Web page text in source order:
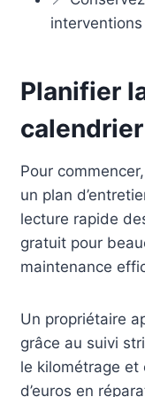
Planifier
Pour
un plan
lecture rapide
gratuit pour
maintenance
Un propriétaire
grâce au suivi
le kilométrage et
d’euros en